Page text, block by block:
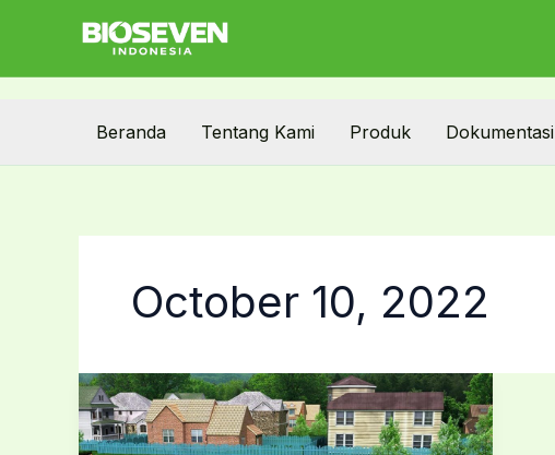
Beranda Tentang Kami Produk Dokumentasi
October 10, 2022
Jual
IPAL
untuk